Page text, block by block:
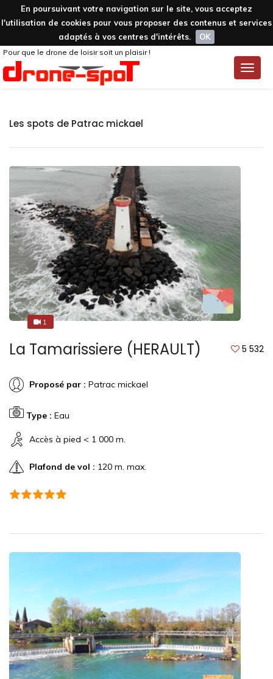
En poursuivant votre navigation sur le site, vous acceptez
l'utilisation de cookies pour vous proposer des contenus et services
adaptés à vos centres d'intérêts.
OK
Toggle
Pour que le drone de loisir soit un plaisir !
Les spots de Patrac mickael
11
La Tamarissiere (HERAULT) 5 532
Proposé par : Patrac mickael
Type : Eau
Accès à pied < 1 000 m.
Plafond de vol : 120 m. max.